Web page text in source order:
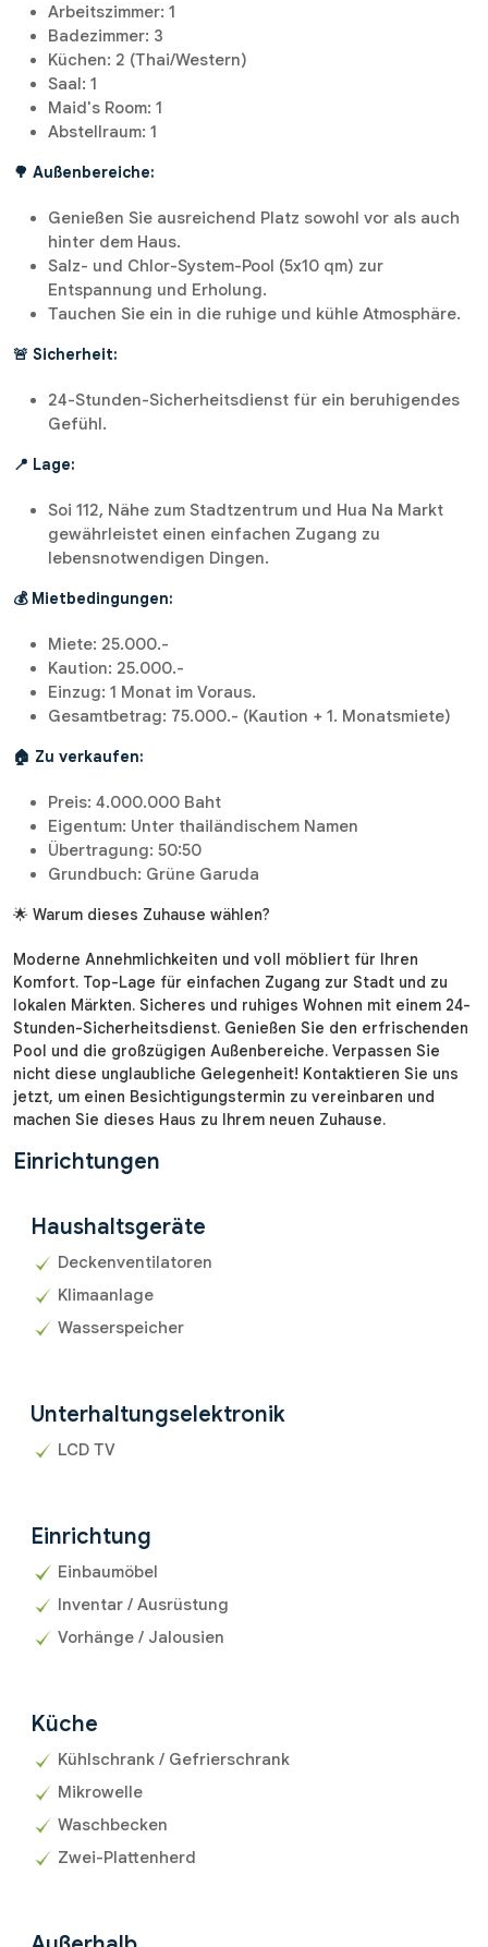
Arbeitszimmer: 1
Badezimmer: 3
Küchen: 2 (Thai/Western)
Saal: 1
Maid's Room: 1
Abstellraum: 1
🌳 Außenbereiche:
Genießen Sie ausreichend Platz sowohl vor als auch
hinter dem Haus.
Salz- und Chlor-System-Pool (5x10 qm) zur
Entspannung und Erholung.
Tauchen Sie ein in die ruhige und kühle Atmosphäre.
🚨 Sicherheit:
24-Stunden-Sicherheitsdienst für ein beruhigendes
Gefühl.
📍 Lage:
Soi 112, Nähe zum Stadtzentrum und Hua Na Markt
gewährleistet einen einfachen Zugang zu
lebensnotwendigen Dingen.
💰 Mietbedingungen:
Miete: 25.000.-
Kaution: 25.000.-
Einzug: 1 Monat im Voraus.
Gesamtbetrag: 75.000.- (Kaution + 1. Monatsmiete)
🏠 Zu verkaufen:
Preis: 4.000.000 Baht
Eigentum: Unter thailändischem Namen
Übertragung: 50:50
Grundbuch: Grüne Garuda
🌟 Warum dieses Zuhause wählen?
Moderne Annehmlichkeiten und voll möbliert für Ihren
Komfort. Top-Lage für einfachen Zugang zur Stadt und zu
lokalen Märkten. Sicheres und ruhiges Wohnen mit einem 24-
Stunden-Sicherheitsdienst. Genießen Sie den erfrischenden
Pool und die großzügigen Außenbereiche. Verpassen Sie
nicht diese unglaubliche Gelegenheit! Kontaktieren Sie uns
jetzt, um einen Besichtigungstermin zu vereinbaren und
machen Sie dieses Haus zu Ihrem neuen Zuhause.
Einrichtungen
Haushaltsgeräte
Deckenventilatoren
Klimaanlage
Wasserspeicher
Unterhaltungselektronik
LCD TV
Einrichtung
Einbaumöbel
Inventar / Ausrüstung
Vorhänge / Jalousien
Küche
Kühlschrank / Gefrierschrank
Mikrowelle
Waschbecken
Zwei-Plattenherd